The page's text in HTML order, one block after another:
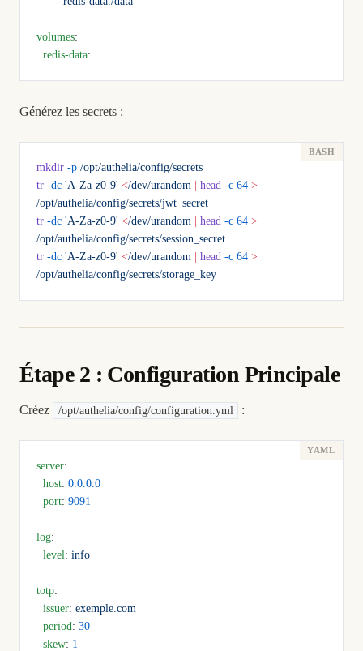
volumes:
  redis-data
:
Générez les secrets :
mkdir -p /opt/authelia/config/secrets
tr -dc 'A-Za-z0-9' </dev/urandom head -c 64 >
/opt/authelia/config/secrets/jwt_secret
tr -dc 'A-Za-z0-9' </dev/urandom head -c 64 >
/opt/authelia/config/secrets/session_secret
tr -dc 'A-Za-z0-9' </dev/urandom head -c 64 >
/opt/authelia/config/secrets/storage_key
Étape 2 : Configuration Principale
Créez /opt/authelia/config/configuration.yml :
server:
  host
: 0.0.0.0
  port
: 9091
log:
  level
: info
totp:
  issuer
: exemple.com
  period
: 30
  skew
: 1